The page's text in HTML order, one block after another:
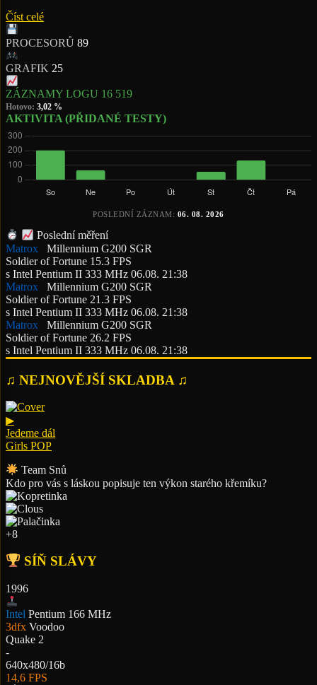
Číst celé
PROCESORŮ 89
GRAFIK 25
ZÁZNAMY LOGU 16 519
Hotovo: 3,02 %
AKTIVITA (PŘIDANÉ TESTY)
POSLEDNÍ ZÁZNAM: 06. 08. 2026
Poslední měření
Matrox
Millennium G200 SGR
Soldier of Fortune 15.3 FPS
s Intel Pentium II 333 MHz 06.08. 21:38
Matrox
Millennium G200 SGR
Soldier of Fortune 21.3 FPS
s Intel Pentium II 333 MHz 06.08. 21:38
Matrox
Millennium G200 SGR
Soldier of Fortune 26.2 FPS
s Intel Pentium II 333 MHz 06.08. 21:38
♫ NEJNOVĚJŠÍ SKLADBA ♫
▶
Jedeme dál
Girls POP
Team Snů
Kdo pro vás s láskou popisuje ten výkon starého křemíku?
+8
SÍŇ SLÁVY
1996
Intel Pentium 166 MHz
3dfx Voodoo
Quake 2
-
640x480/16b
14,6 FPS